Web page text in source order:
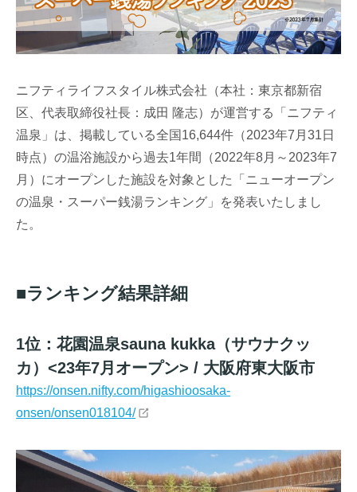
ニフティライフスタイル株式会社（本社：東京都新宿
区、代表取締役社長：成田 隆志）が運営する「ニフティ
温泉」は、掲載している全国16,644件（2023年7月31日
時点）の温浴施設から過去1年間（2022年8月～2023年7
月）にオープンした施設を対象とした「ニューオープン
の温泉・スーパー銭湯ランキング」を発表いたしまし
た。
■ランキング結果詳細
1位：花園温泉sauna kukka（サウナクッ
カ）<23年7月オープン> / 大阪府東大阪市
https://onsen.nifty.com/higashioosaka-
onsen/onsen018104/